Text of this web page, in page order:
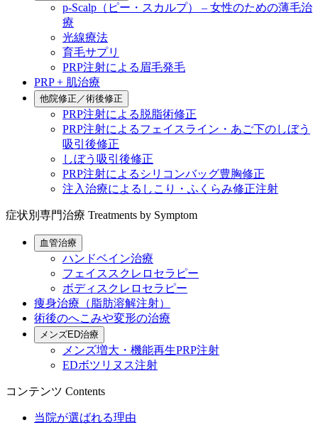
p-Scalp（ピー・スカルプ） – 女性のための薄毛治
療
光線療法
育毛サプリ
PRP注射による眉毛発毛
PRP + 肌治療
他院修正／術後修正
PRP注射による脱脂術修正
PRP注射によるフェイスライン・あご下のしぼう
吸引後修正
しぼう吸引後修正
PRP注射によるシリコンバッグ豊胸修正
注入治療によるしこり・ふくらみ修正注射
症状別専門治療 Treatments by Symptom
血管治療
ハンドベイン治療
フェイススクレロセラピー
ボディスクレロセラピー
痩身治療（脂肪溶解注射）
術後のへこみや変形の治療
メンズED治療
メンズ増大・機能再生PRP注射
EDボツリヌス注射
コンテンツ Contents
当院が選ばれる理由